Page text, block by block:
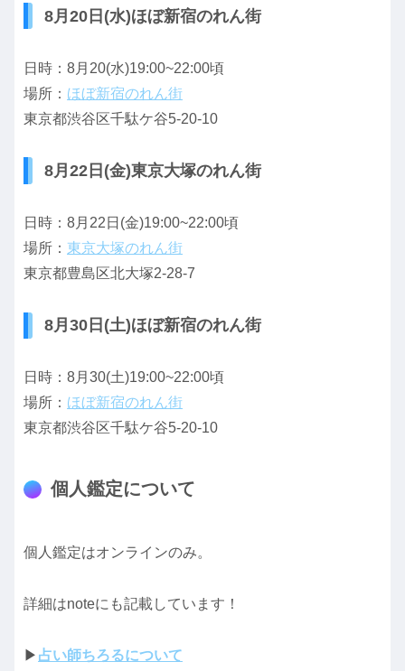
8月20日(水)ほぼ新宿のれん街
日時：8月20(水)19:00~22:00頃
場所： ほぼ新宿のれん街
東京都渋谷区千駄ケ谷5-20-10
8月22日(金)東京大塚のれん街
日時：8月22日(金)19:00~22:00頃
場所： 東京大塚のれん街
東京都豊島区北大塚2-28-7
8月30日(土)ほぼ新宿のれん街
日時：8月30(土)19:00~22:00頃
場所： ほぼ新宿のれん街
東京都渋谷区千駄ケ谷5-20-10
個人鑑定について
個人鑑定はオンラインのみ。
詳細はnoteにも記載しています！
▶ 占い師ちろるについて